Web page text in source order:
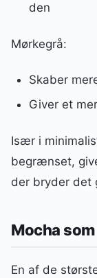
den
Mørkegrå:
Skaber
Giver et
Især i
begrænset,
der bryder det
Mocha
En af de